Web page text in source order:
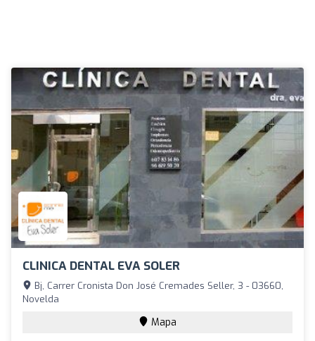
CLINICA DENTAL EVA SOLER
Bj, Carrer Cronista Don José Cremades Seller, 3 - 03660,
Novelda
Mapa